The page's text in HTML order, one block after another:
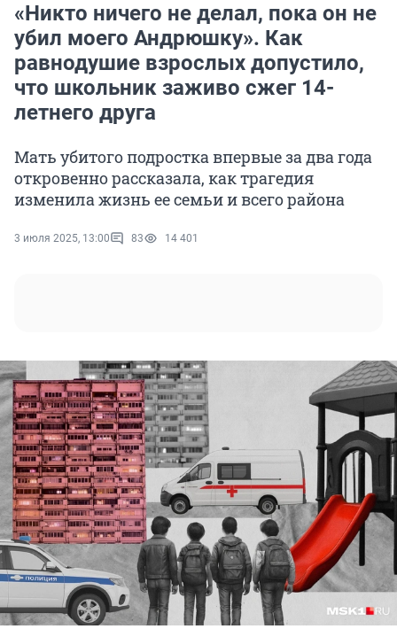
«Никто ничего не делал, пока он не
убил моего Андрюшку». Как
равнодушие взрослых допустило,
что школьник заживо сжег 14-
летнего друга
Мать убитого подростка впервые за два года
откровенно рассказала, как трагедия
изменила жизнь ее семьи и всего района
3 июля 2025, 13:00 83 14 401